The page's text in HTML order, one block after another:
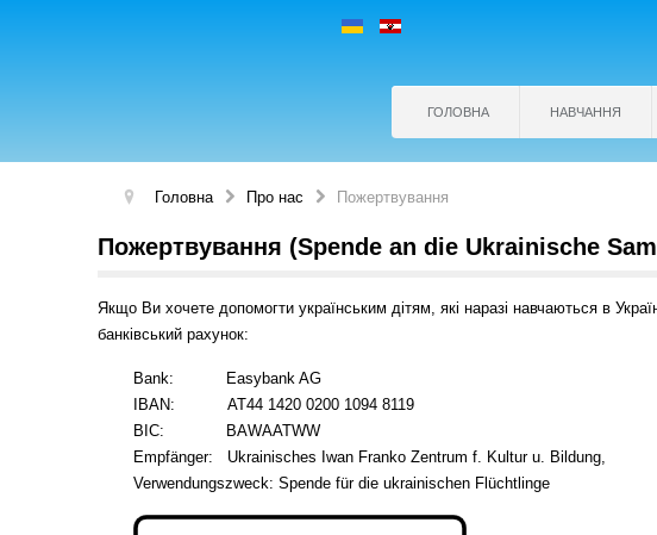
ГОЛОВНА НАВЧАННЯ
Головна Про нас Пожертвування
Пожертвування (Spende an die Ukrainische
Якщо Ви хочете допомогти українським дітям, які наразі навчаються в
банківський рахунок:
Bank: Easybank AG
IBAN: AT44 1420 0200 1094 8119
BIC: BAWAATWW
Empfänger: Ukrainisches Iwan Franko Zentrum f. Kultur u. Bildung,
Verwendungszweck: Spende für die ukrainischen Flüchtlinge